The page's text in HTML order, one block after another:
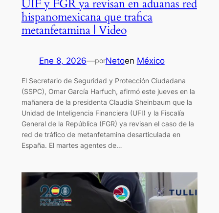
UIF y FGR ya revisan en aduanas red
hispanomexicana que trafica
metanfetamina | Video
Ene 8, 2026—porNetoen México
El Secretario de Seguridad y Protección Ciudadana
(SSPC), Omar García Harfuch, afirmó este jueves en la
mañanera de la presidenta Claudia Sheinbaum que la
Unidad de Inteligencia Financiera (UFI) y la Fiscalía
General de la República (FGR) ya revisan el caso de la
red de tráfico de metanfetamina desarticulada en
España. El martes agentes de…